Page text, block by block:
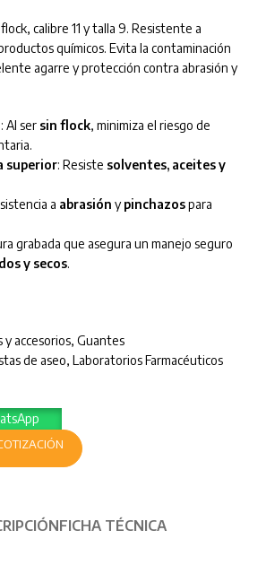
calibre 11 y talla 9. Resistente a
químicos. Evita la contaminación
agarre y protección contra abrasión y
: Al ser sin flock, minimiza el riesgo de
superior: Resiste solventes, aceites y
a abrasión ypinchazospara
grabada que asegura un manejo seguro
y secos.
y accesorios, Guantes
de aseo, Laboratorios Farmacéuticos
FICHA TÉCNICA